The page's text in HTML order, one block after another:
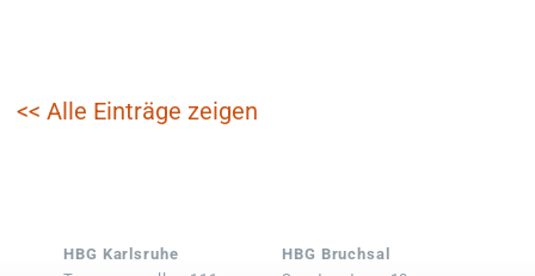
<< Alle Einträge zeigen
HBG Karlsruhe
HBG Bruchsal